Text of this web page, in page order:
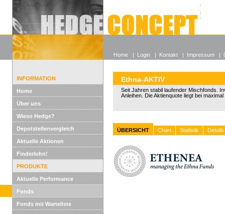
Alle
Wieso
INFORMATION
Home
Über uns
Wieso Hedge?
Depotstellenvergleich
Aktuelle Aktionen
Finderlohn!
PRODUKTE
Aktuelle Performance
Fonds
Fonds mit Warteliste
Ethna-AKTIV
Seit Jahren stabil laufender Mischfonds.
Anleihen. Die Aktienquote liegt bei maximal
ÜBERSICHT Chart Statistik Details
Home | Login | Kontakt | Impressum |